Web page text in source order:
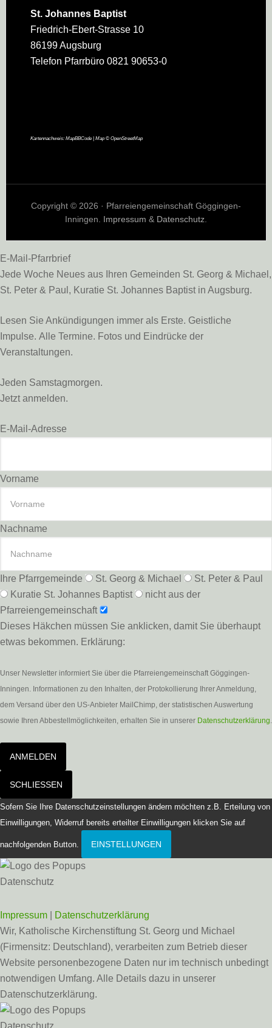
St. Johannes Baptist
Friedrich-Ebert-Strasse 10
86199 Augsburg
Telefon Pfarrbüro 0821 90653-0
Kartennachweis: MapBBCode| Map © OpenStreetMap
Copyright © 2026 · Pfarreiengemeinschaft Göggingen-
Inningen. Impressum & Datenschutz.
E-Mail-Pfarrbrief
Jede Woche Neues aus Ihren Gemeinden St. Georg & Michael,
St. Peter & Paul, Kuratie St. Johannes Baptist in Augsburg.
Lesen Sie Ankündigungen immer als Erste. Geistliche
Impulse. Alle Termine. Fotos und Eindrücke der
Veranstaltungen.
Jeden Samstagmorgen.
Jetzt anmelden.
E-Mail-Adresse
Vorname
Nachname
Ihre Pfarrgemeinde St. Georg & Michael
St. Peter & Paul
Kuratie St. Johannes Baptist
nicht aus der
Pfarreiengemeinschaft
Dieses Häkchen müssen Sie anklicken, damit Sie überhaupt
etwas bekommen. Erklärung:
Unser Newsletter informiert Sie über die Pfarreiengemeinschaft Göggingen-
Inningen. Informationen zu den Inhalten, der Protokollierung Ihrer Anmeldung,
dem Versand über den US-Anbieter MailChimp, der statistischen Auswertung
sowie Ihren Abbestellmöglichkeiten, erhalten Sie in unserer Datenschutzerklärung.
ANMELDEN
SCHLIESSEN
Sofern Sie Ihre Datenschutzeinstellungen ändern möchten z.B. Erteilung von
Einwilligungen, Widerruf bereits erteilter Einwilligungen klicken Sie auf
nachfolgenden Button. EINSTELLUNGEN
Datenschutz
Impressum
Datenschutzerklärung
Wir, Katholische Kirchenstiftung St. Georg und Michael
(Firmensitz: Deutschland), verarbeiten zum Betrieb dieser
Website personenbezogene Daten nur im technisch unbedingt
notwendigen Umfang. Alle Details dazu in unserer
Datenschutzerklärung.
Datenschutz